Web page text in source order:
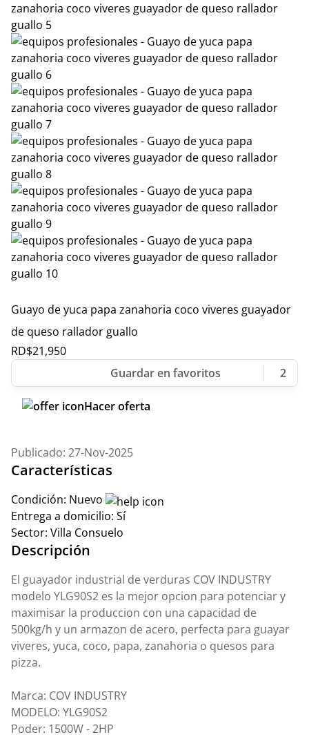
Guayo de yuca papa zanahoria coco viveres guayador
de queso rallador guallo
RD$21,950
2
Hacer oferta
Publicado: 27-Nov-2025
Características
Condición: Nuevo
Entrega a domicilio: Sí
Sector: Villa Consuelo
Descripción
El guayador industrial de verduras COV INDUSTRY
modelo YLG90S2 es la mejor opcion para potenciar y
maximisar la produccion con una capacidad de
500kg/h y un armazon de acero, perfecta para guayar
viveres, yuca, coco, papa, zanahoria o quesos para
pizza.
Marca: COV INDUSTRY
MODELO: YLG90S2
Poder: 1500W - 2HP